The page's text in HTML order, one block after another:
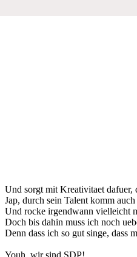
Und sorgt mit Kreativitaet dafuer,
Jap, durch sein Talent komm
Und rocke irgendwann vielleicht
Doch bis dahin muss ich noch
Denn dass ich so gut singe, dass
Youh, wir sind SDP!